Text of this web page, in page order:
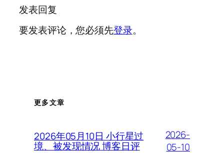
发表回复
要发表评论，您必须先登录。
更多文章
2026年05月10日 小行星过
境、被发现情况 博客日评
2026-
05-10